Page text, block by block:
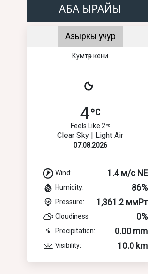
АБА ЫРАЙЫ
Азыркы учур
Кумтөр кени
4
Feels Like 2
Clear Sky | Light Air
07.08.2026
Wind: 1.4 м/с NE
Humidity: 86%
Pressure: 1,361.2 ммРт
Cloudiness: 0%
Precipitation: 0.00 mm
Visibility: 10.0 km